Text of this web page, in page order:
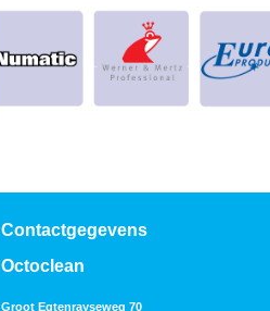
Contactgegevens
Octoclean
Groot Egtenrayseweg 70